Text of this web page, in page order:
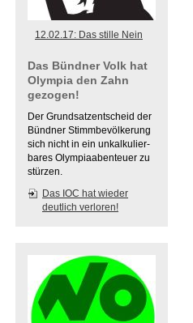
12.02.17: Das stille Nein
Das Bündner Volk hat
Olympia den Zahn
gezogen!
Der Grundsatzentscheid der
Bündner Stimmbevölkerung
sich nicht in ein unkalkulier-
bares Olympiaabenteuer zu
stürzen.
Das IOC hat wieder
deutlich verloren!